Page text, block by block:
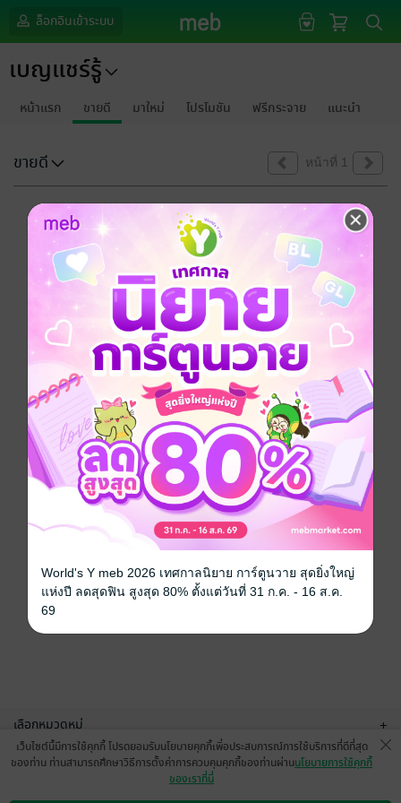
ล็อกอินเข้าระบบ
เบญแชร์รู้
หน้าแรก ขายดี มาใหม่ โปรโมชัน ฟรีกระจาย แนะนำ
ขายดี หน้าที่ 1
ขออภัยด้วยนะคะ
ไม่พบข้อมูลในหัวข้อที่คุณกำลังชมค่ะ
เลือกหมวดหมู่ +
บริการช่วยเหลือ
เว็บไซต์นี้มีการใช้คุกกี้ โปรดยอมรับนโยบายคุกกี้เพื่อประสบการณ์การใช้บริการที่ดีที่สุด
ของท่าน ท่านสามารถศึกษาวิธีการตั้งค่าการควบคุมคุกกี้ของท่านผ่านนโยบายการใช้คุกกี้
ของเราที่นี่
World's Y meb 2026 เทศกาลนิยาย การ์ตูนวาย สุดยิ่งใหญ่
แห่งปี ลดสุดฟิน สูงสุด 80% ตั้งแต่วันที่ 31 ก.ค. - 16 ส.ค.
69